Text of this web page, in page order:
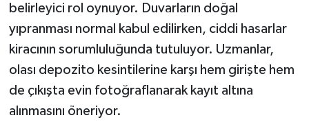
belirleyici rol oynuyor. Duvarların doğal
yıpranması normal kabul edilirken, ciddi hasarlar
kiracının sorumluluğunda tutuluyor. Uzmanlar,
olası depozito kesintilerine karşı hem girişte hem
de çıkışta evin fotoğraflanarak kayıt altına
alınmasını öneriyor.